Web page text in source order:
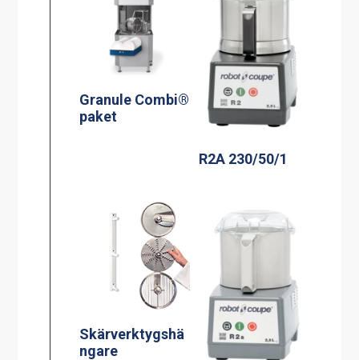
Granule Combi®
paket
R2A 230/50/1
Skärverktygshä
ngare